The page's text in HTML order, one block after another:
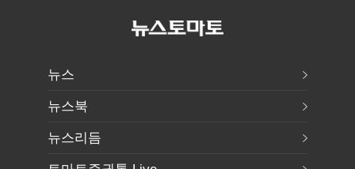
뉴스
뉴스북
뉴스리듬